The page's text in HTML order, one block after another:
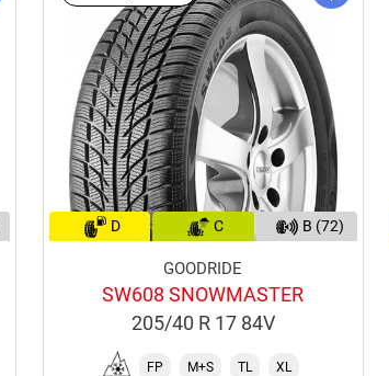
D C B (72)
GOODRIDE
SW608 SNOWMASTER
205/40 R 17 84V
FP M+S TL XL